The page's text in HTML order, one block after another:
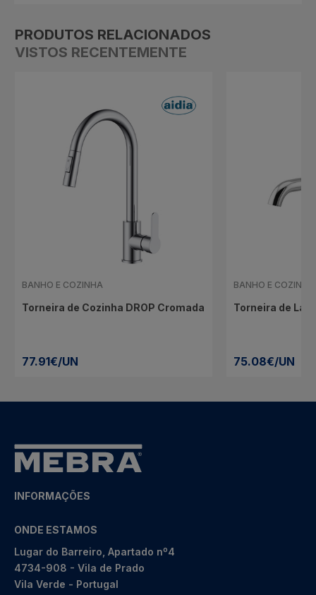
PRODUTOS RELACIONADOS
VISTOS RECENTEMENTE
BANHO E COZINHA
Torneira de Cozinha DROP Cromada
77.91€/UN
BANHO E COZINHA
Torneira de
75.08€/UN
INFORMAÇÕES
ONDE ESTAMOS
Lugar do Barreiro, Apartado nº4
4734-908 - Vila de Prado
Vila Verde - Portugal